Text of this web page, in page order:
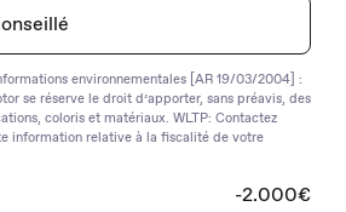
environnementales [AR 19/03/2004] :
se réserve le droit d’apporter, sans préavis, des
coloris et matériaux. WLTP: Contactez
information relative à la fiscalité de votre
-2.000€